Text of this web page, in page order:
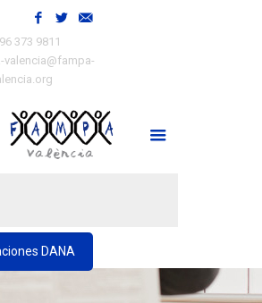
96 373 9811
valencia@fampa-
DANA